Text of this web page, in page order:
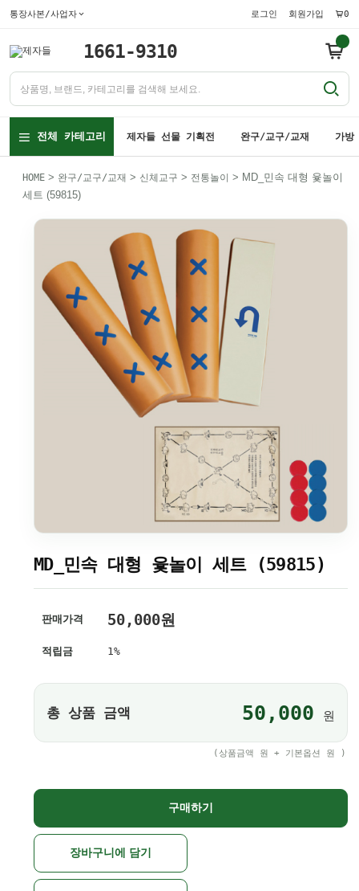
통장사본/사업자 로그인 회원가입 0
1661-9310
전체 카테고리 제자들 선물 기획전 완구/교구/교재 가방
HOME > 완구/교구/교재 > 신체교구 > 전통놀이
> MD_민속 대형 윷놀이
세트 (59815)
MD_민속 대형 윷놀이 세트 (59815)
판매가격 50,000원
적립금 1%
총 상품 금액 50,000 원
(상품금액 원 + 기본옵션 원 )
구매하기
장바구니에 담기